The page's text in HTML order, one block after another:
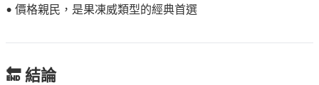
• 價格親民，是果凍威類型的經典首選
🔚 結論